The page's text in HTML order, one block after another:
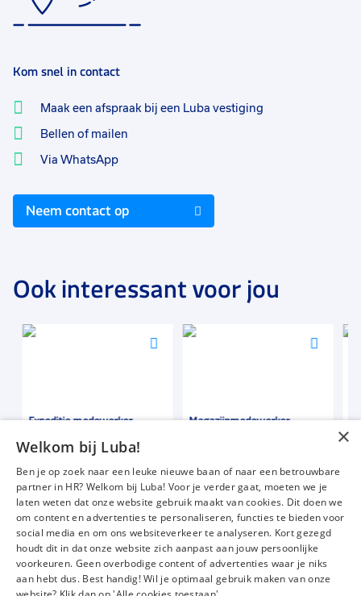
Kom snel in contact
Maak een afspraak bij een Luba vestiging
Bellen of mailen
Via WhatsApp
Neem contact op
Ook interessant voor jou
Voeg
Expeditie medewerker
28 tot 38 uur
Detacheren
Voeg
Magazijnmedewerker
Uitzicht op vaste dienst
€ 2500 € 3100
Vacatures
Over ons
×
Welkom bij Luba!
Ben je op zoek naar een leuke nieuwe baan of naar een betrouwbare
partner in HR? Welkom bij Luba! Voor je verder gaat, moeten we je
laten weten dat onze website gebruik maakt van cookies. Dit doen we
om content en advertenties te personaliseren, functies te bieden voor
social media en om ons websiteverkeer te analyseren. Kort gezegd
houdt dit in dat onze website zich aanpast aan jouw persoonlijke
voorkeuren. Geen overbodige content of advertenties waar je niks
aan hebt dus. Best handig! Wil je optimaal gebruik maken van onze